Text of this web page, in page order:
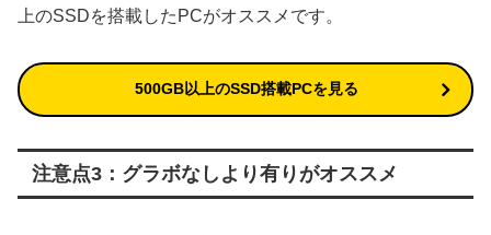
上のSSDを搭載したPCがオススメです。
500GB以上のSSD搭載PCを見る
注意点3：グラボなしより有りがオススメ